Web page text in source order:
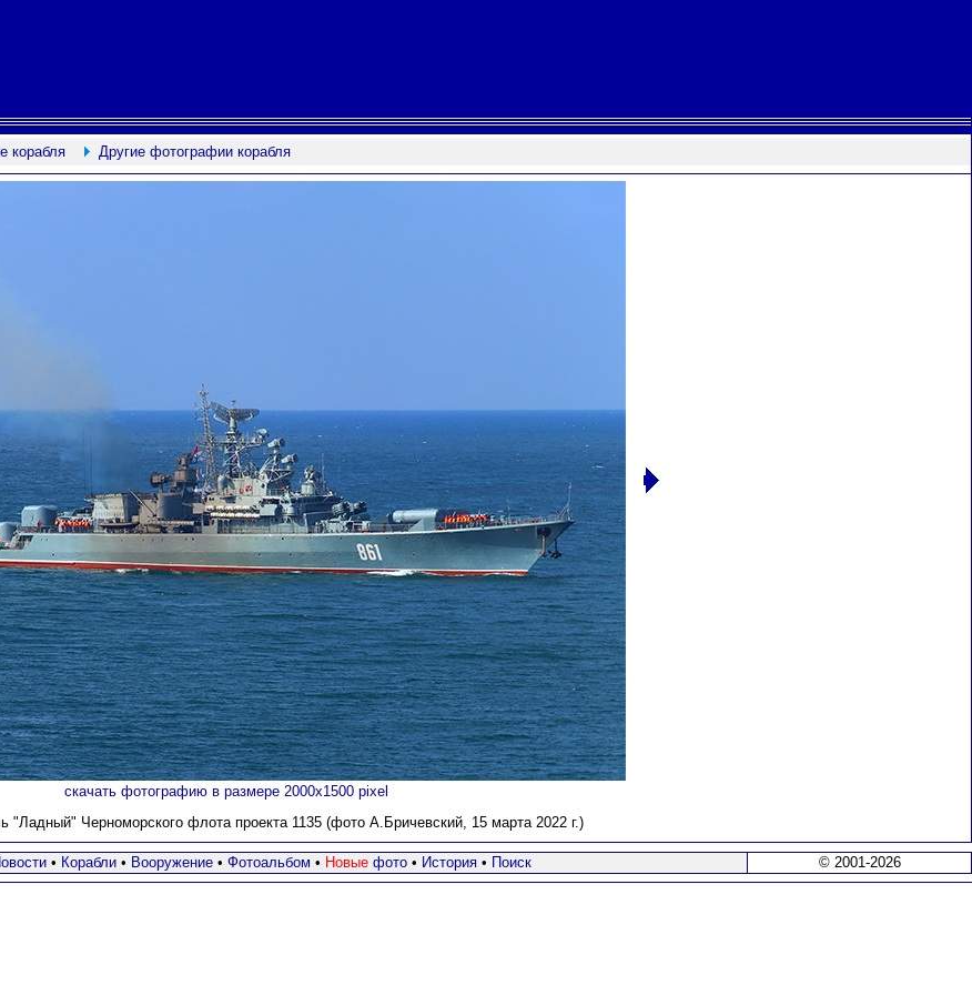
корабля Другие фотографии корабля
скачать фотографию в размере 2000х1500 pixel
"Ладный" Черноморского флота проекта 1135 (фото А.Бричевский, 15 марта 2022 г.)
• Корабли• Вооружение • Фотоальбом • Новыефото • История• Поиск © 2001-2026